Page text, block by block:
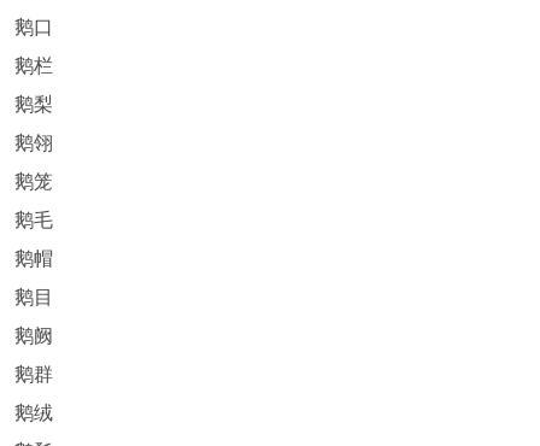
鹅口
鹅栏
鹅梨
鹅翎
鹅笼
鹅毛
鹅帽
鹅目
鹅阙
鹅群
鹅绒